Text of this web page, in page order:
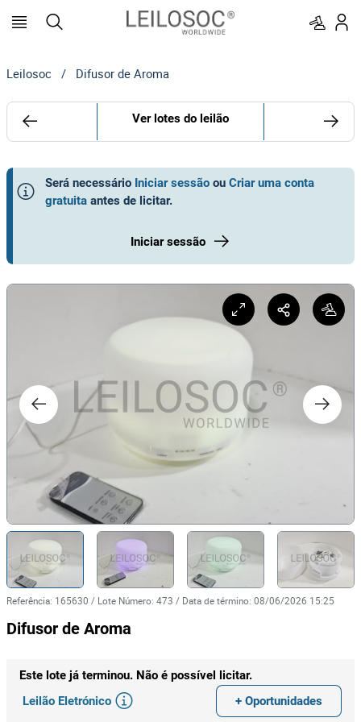
Leilosoc / Difusor de Aroma
Ver lotes do leilão
Será necessário Iniciar sessão ou Criar uma conta
gratuita antes de licitar.
Iniciar sessão
Referência: 165630 / Lote Número: 473 / Data de término: 08/06/2026 15:25
Difusor de Aroma
Este lote já terminou. Não é possível licitar.
Leilão Eletrónico
+ Oportunidades